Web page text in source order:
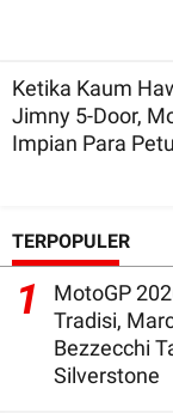
Ketika Kaum
Jimny 5-Door,
Impian Para
TERPOPULER
1
MotoGP
Tradisi,
Bezzecchi
Silverstone